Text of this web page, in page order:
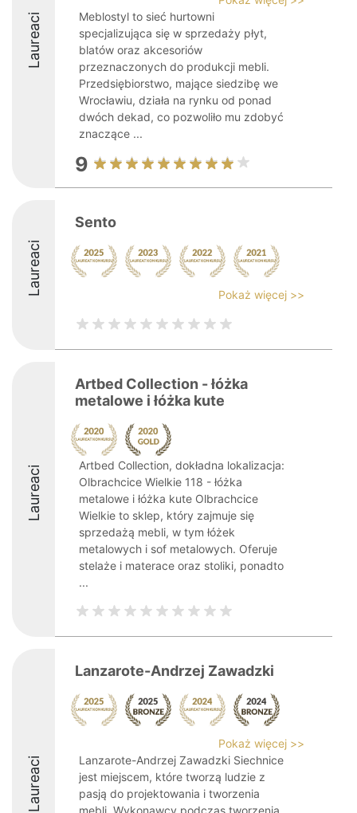
Laureaci
Meblostyl to sieć hurtowni
specjalizująca się w sprzedaży płyt,
blatów oraz akcesoriów
przeznaczonych do produkcji mebli.
Przedsiębiorstwo, mające siedzibę we
Wrocławiu, działa na rynku od ponad
dwóch dekad, co pozwoliło mu zdobyć
znaczące ...
9
Laureaci
Sento
Pokaż więcej >>
Laureaci
Artbed Collection - łóżka
metalowe i łóżka kute
Artbed Collection, dokładna lokalizacja:
Olbrachcice Wielkie 118 - łóżka
metalowe i łóżka kute Olbrachcice
Wielkie to sklep, który zajmuje się
sprzedażą mebli, w tym łóżek
metalowych i sof metalowych. Oferuje
stelaże i materace oraz stoliki, ponadto
...
Laureaci
Lanzarote-Andrzej Zawadzki
Pokaż więcej >>
Lanzarote-Andrzej Zawadzki Siechnice
jest miejscem, które tworzą ludzie z
pasją do projektowania i tworzenia
mebli. Wykonawcy podczas tworzenia